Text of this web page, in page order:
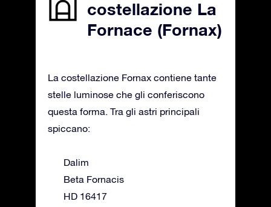
costellazione La
Fornace (Fornax)
La costellazione Fornax contiene tante
stelle luminose che gli conferiscono
questa forma. Tra gli astri principali
spiccano:
Dalim
Beta Fornacis
HD 16417